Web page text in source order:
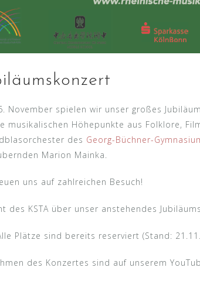
November spielen wir unser großes
musikalischen Höhepunkte aus Folklore,
des Georg-Büchner-
Marion Mainka.
uns auf zahlreichen Besuch!
des KSTA über unser anstehendes
Plätze sind bereits reserviert (Stand:
des Konzertes sind auf unserem